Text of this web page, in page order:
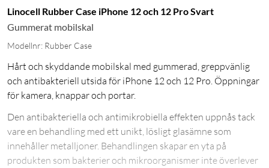
Linocell Rubber Case iPhone 12 och 12 Pro Svart
Gummerat mobilskal
Modellnr: Rubber Case
Hårt och skyddande mobilskal med gummerad, greppvänlig
och antibakteriell utsida för iPhone 12 och 12 Pro. Öppningar
för kamera, knappar och portar.
Den antibakteriella och antimikrobiella effekten uppnås tack
vare en behandling med ett unikt, lösligt glasämne som
innehåller metalljoner. Behandlingen skapar en yta på
produkten som bakterier och mikroorganismer inte överlever